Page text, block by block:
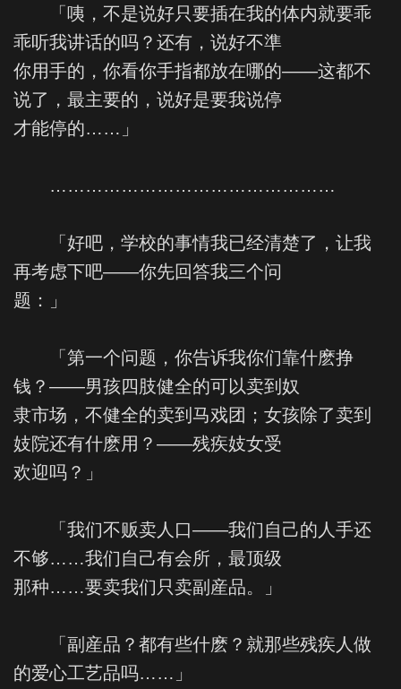
「咦，不是说好只要插在我的体内就要乖
乖听我讲话的吗？还有，说好不準
你用手的，你看你手指都放在哪的——这都不
说了，最主要的，说好是要我说停
才能停的……」
…………………………………………
「好吧，学校的事情我已经清楚了，让我
再考虑下吧——你先回答我三个问
题：」
「第一个问题，你告诉我你们靠什麽挣
钱？——男孩四肢健全的可以卖到奴
隶市场，不健全的卖到马戏团；女孩除了卖到
妓院还有什麽用？——残疾妓女受
欢迎吗？」
「我们不贩卖人口——我们自己的人手还
不够……我们自己有会所，最顶级
那种……要卖我们只卖副産品。」
「副産品？都有些什麽？就那些残疾人做
的爱心工艺品吗……」